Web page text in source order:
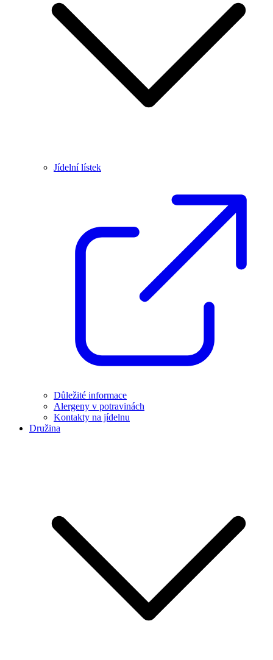
Jídelní lístek
Důležité informace
Alergeny v potravinách
Kontakty na jídelnu
Družina